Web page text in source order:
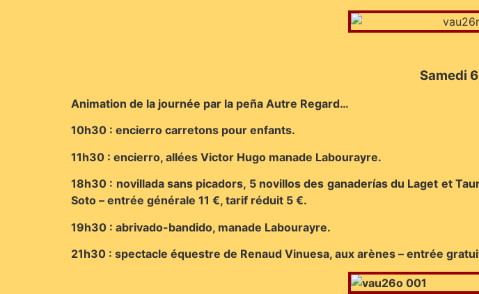
Samedi
Animation de la journée par la peña Autre Regard…
10h30 : encierro carretons pour enfants.
11h30 : encierro, allées Victor Hugo manade Labourayre.
18h30 : novillada sans picadors, 5 novillos des ganaderías du Laget et
Soto – entrée générale 11 €, tarif réduit 5 €.
19h30 : abrivado-bandido, manade Labourayre.
21h30 : spectacle équestre de Renaud Vinuesa, aux arènes – entrée